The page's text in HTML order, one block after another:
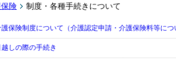
険 制度・各種手続きについて
護保険制度について（介護認定申請・介護保険料等につ
越しの際の手続き